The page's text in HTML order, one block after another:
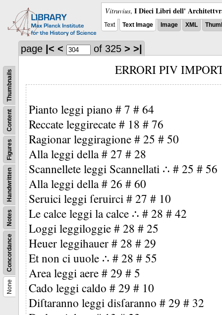
Vitruvius, I Dieci Libri dell'
Text Text Image Image XML
None
Concordance
Notes
Handwritten
Figures
Content
Thumbnails
page |< < of 325 > >|
ERRORI PIV
Pianto leggi piano # 7 # 64
Reccate leggirecate # 18 # 76
Ragionar leggiragione # 25 # 50
Alla leggi della # 27 # 28
Scannellete leggi Scannellati ∴ # 25 # 56
Alla leggi della # 26 # 60
Seruici leggi ſeruirci # 27 # 10
Le calce leggi la calce ∴ # 28 # 42
Loggi leggiloggie # 28 # 25
Heuer leggihauer # 28 # 29
Et non ci uuole ∴ # 28 # 55
Area leggi aere # 29 # 5
Cado leggi caldo # 29 # 10
Diſtaranno leggi disſaranno # 29 # 32